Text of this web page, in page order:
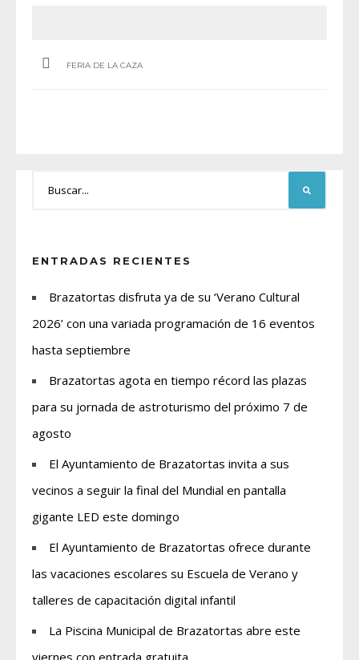
FERIA DE LA CAZA
ENTRADAS RECIENTES
Brazatortas disfruta ya de su ‘Verano Cultural
2026’ con una variada programación de 16 eventos
hasta septiembre
Brazatortas agota en tiempo récord las plazas
para su jornada de astroturismo del próximo 7 de
agosto
El Ayuntamiento de Brazatortas invita a sus
vecinos a seguir la final del Mundial en pantalla
gigante LED este domingo
El Ayuntamiento de Brazatortas ofrece durante
las vacaciones escolares su Escuela de Verano y
talleres de capacitación digital infantil
La Piscina Municipal de Brazatortas abre este
viernes con entrada gratuita